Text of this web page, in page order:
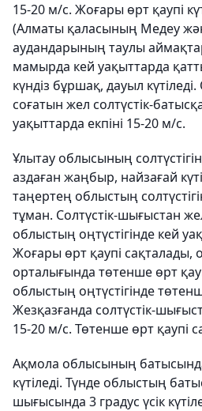
15-20 м/с. Жоғары өрт қаупі
(Алматы қаласының Медеу
аудандарының таулы
мамырда кей уақыттарда
күндіз бұршақ, дауыл
соғатын жел солтүстік-
уақыттарда екпіні 15-20 м/с.
Ұлытау облысының
аздаған жаңбыр, найзағай
таңертең облыстың
тұман. Солтүстік-шығыстан
облыстың оңтүстігінде кей
Жоғары өрт қаупі
орталығында төтенше өрт
облыстың оңтүстігінде
Жезқазғанда солтүстік-
15-20 м/с. Төтенше өрт қаупі
Ақмола облысының
күтіледі. Түнде облыстың
шығысында 3 градус үсік